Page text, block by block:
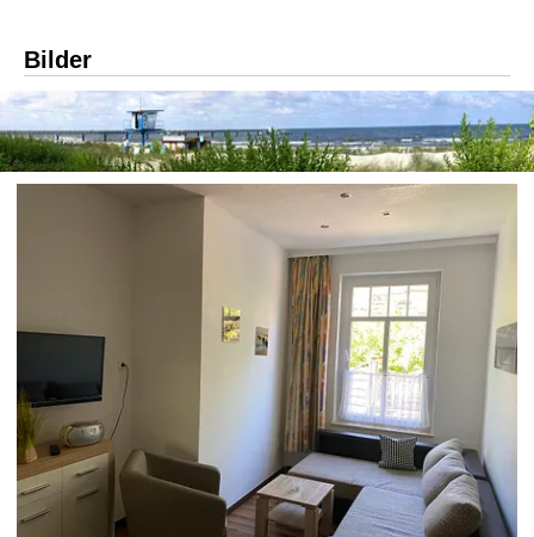
Bilder